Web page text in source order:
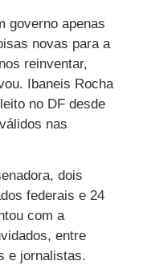
governo apenas
novas para a
reinventar,
Ibaneis Rocha
no DF desde
nas
dois
federais e 24
com a
entre
e jornalistas.